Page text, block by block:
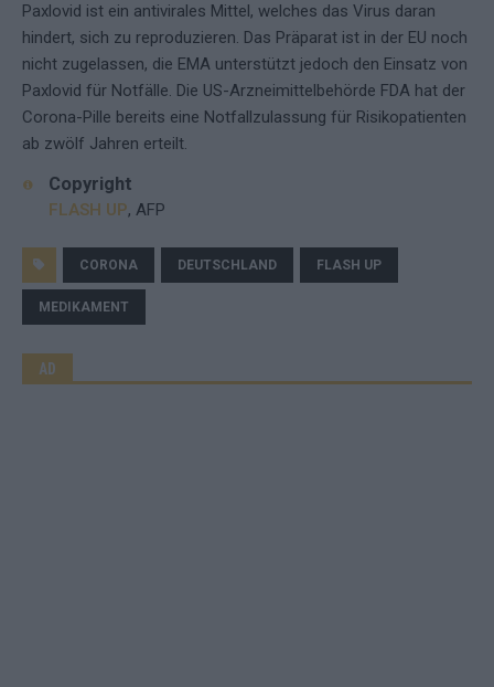
Paxlovid ist ein antivirales Mittel, welches das Virus daran
hindert, sich zu reproduzieren. Das Präparat ist in der EU noch
nicht zugelassen, die EMA unterstützt jedoch den Einsatz von
Paxlovid für Notfälle. Die US-Arzneimittelbehörde FDA hat der
Corona-Pille bereits eine Notfallzulassung für Risikopatienten
ab zwölf Jahren erteilt.
Copyright
FLASH UP, AFP
CORONA DEUTSCHLAND FLASH UP
MEDIKAMENT
AD